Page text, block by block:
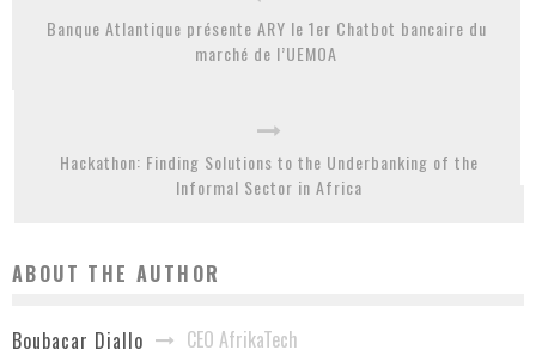
Banque Atlantique présente ARY le 1er Chatbot bancaire du
marché de l’UEMOA
Hackathon: Finding Solutions to the Underbanking of the
Informal Sector in Africa
ABOUT THE AUTHOR
Boubacar Diallo CEO AfrikaTech